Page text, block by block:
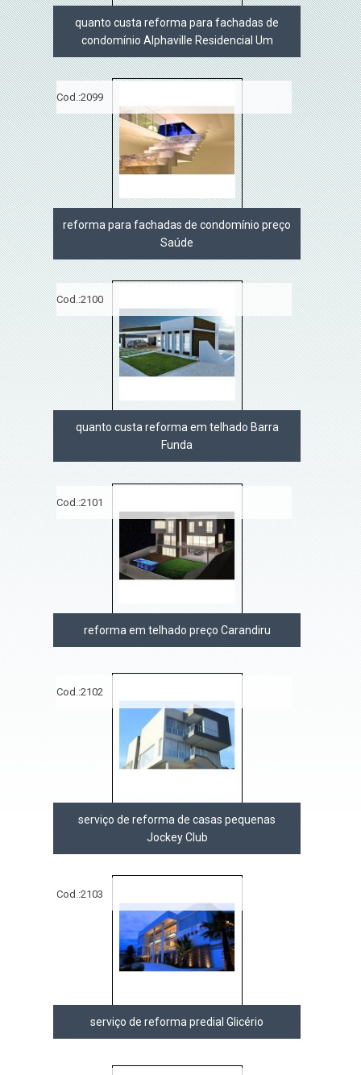
quanto custa reforma para fachadas de
condomínio Alphaville Residencial Um
Cod.:2099
reforma para fachadas de condomínio preço
Saúde
Cod.:2100
quanto custa reforma em telhado Barra
Funda
Cod.:2101
reforma em telhado preço Carandiru
Cod.:2102
serviço de reforma de casas pequenas
Jockey Club
Cod.:2103
serviço de reforma predial Glicério